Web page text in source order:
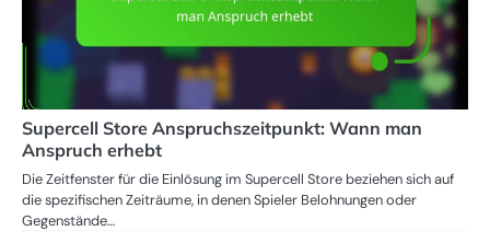
Supercell Store Anspruchszeitpunkt: Wann man
Anspruch erhebt
Die Zeitfenster für die Einlösung im Supercell Store beziehen sich auf
die spezifischen Zeiträume, in denen Spieler Belohnungen oder
Gegenstände…